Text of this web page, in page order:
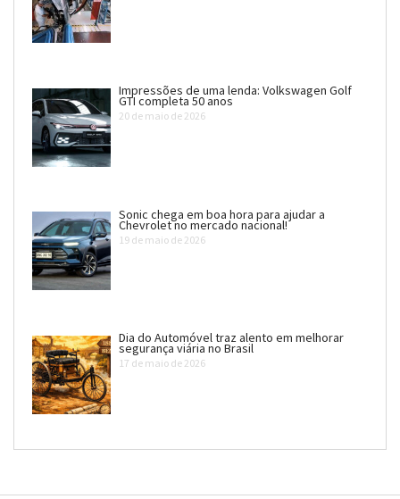
Impressões de uma lenda: Volkswagen Golf
GTI completa 50 anos
20 de maio de 2026
Sonic chega em boa hora para ajudar a
Chevrolet no mercado nacional!
19 de maio de 2026
Dia do Automóvel traz alento em melhorar
segurança viária no Brasil
17 de maio de 2026